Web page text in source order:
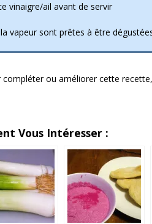
vinaigre/ail avant de servir
vapeur sont prêtes à être
compléter ou améliorer cette
Vous Intéresser :